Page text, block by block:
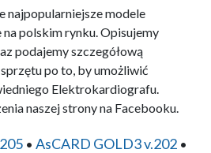
najpopularniejsze modele
polskim rynku. Opisujemy
podajemy szczegółową
po to, by umożliwić
Elektrokardiografu.
naszej strony na Facebooku.
• AsCARD GOLD3 v.202 •